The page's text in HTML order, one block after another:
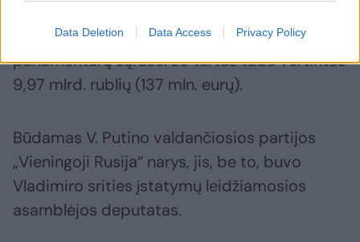
Data Deletion Data Access Privacy Policy
turtingiausių Rusijos pareigūnų ir
parlamentarų sąraše. Jo turtas tada vertintas
9,97 mlrd. rublių (137 mln. eurų).
Būdamas V. Putino valdančiosios partijos
„Vieningoji Rusija“ narys, jis, be to, buvo
Vladimiro srities įstatymų leidžiamosios
asamblėjos deputatas.